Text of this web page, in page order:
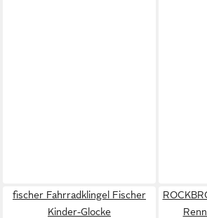
fischer Fahrradklingel Fischer
Kinder-Glocke